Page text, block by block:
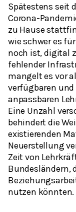
Spätestens seit
Corona-
zu Hause
wie schwer es
noch ist, digital
fehlender
mangelt es vor
verfügbaren
anpassbaren
Eine Unzahl
behindert die
existierenden
Neuerstellung
Zeit von
Bundesländern,
nutzen könnten.